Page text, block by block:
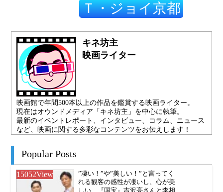
Ｔ・ジョイ京都
キネ坊主
映画ライター
映画館で年間500本以上の作品を鑑賞する映画ライター。
現在はオウンドメディア「キネ坊主」を中心に執筆。
最新のイベントレポート、インタビュー、コラム、ニュース
など、映画に関する多彩なコンテンツをお伝えします！
Popular Posts
15052View
”凄い！”や”美しい！”と言ってく
れる観客の感性が凄いし、心が美
しい…『国宝』吉沢亮さんと李相